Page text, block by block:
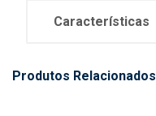
Características
Produtos Relacionados